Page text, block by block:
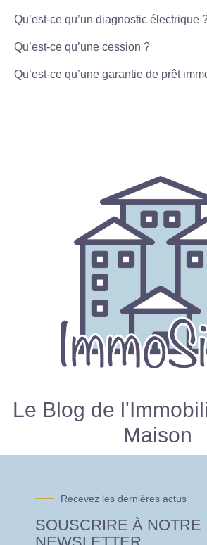
Qu’est-ce qu’un diagnostic électrique
Qu’est-ce qu’une cession ?
Qu’est-ce qu’une garantie de prêt
Le Blog de
Maison
Recevez les dernières actus
SOUSCRIRE À NOTRE